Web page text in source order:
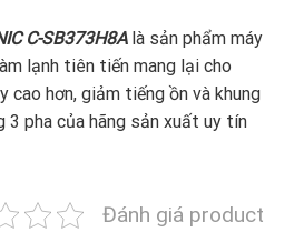
C-SB373H8Alà sản phẩm máy
lạnh tiên tiến mang lại cho
hơn, giảm tiếng ồn và khung
3 pha của hãng sản xuất uy tín
Đánh giá product